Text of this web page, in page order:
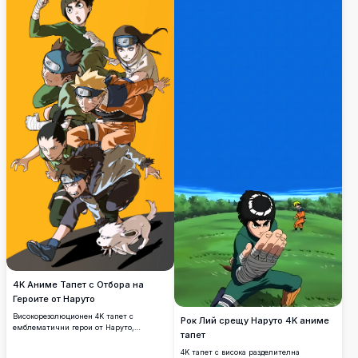
4K Аниме Тапет с Отбора на
Героите от Наруто
Високорезолюционен 4K тапет с
емблематични герои от Наруто,
Рок Лий срещу Наруто 4K аниме
тапет
4K тапет с висока разделителна